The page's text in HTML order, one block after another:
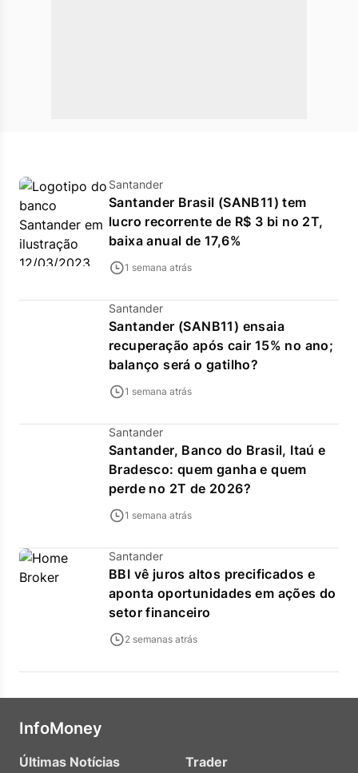
Santander
Santander Brasil (SANB11) tem
lucro recorrente de R$ 3 bi no 2T,
baixa anual de 17,6%
1 semana atrás
Santander
Santander (SANB11) ensaia
recuperação após cair 15% no ano;
balanço será o gatilho?
1 semana atrás
Santander
Santander, Banco do Brasil, Itaú e
Bradesco: quem ganha e quem
perde no 2T de 2026?
1 semana atrás
Santander
BBI vê juros altos precificados e
aponta oportunidades em ações do
setor financeiro
2 semanas atrás
InfoMoney
Últimas Notícias
Trader